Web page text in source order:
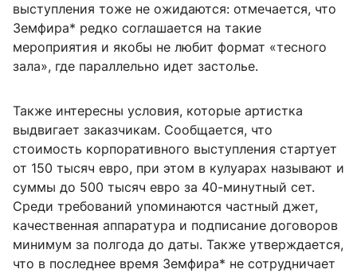
выступления тоже не ожидаются: отмечается, что
Земфира* редко соглашается на такие
мероприятия и якобы не любит формат «тесного
зала», где параллельно идет застолье.
Также интересны условия, которые артистка
выдвигает заказчикам. Сообщается, что
стоимость корпоративного выступления стартует
от 150 тысяч евро, при этом в кулуарах называют и
суммы до 500 тысяч евро за 40-минутный сет.
Среди требований упоминаются частный джет,
качественная аппаратура и подписание договоров
минимум за полгода до даты. Также утверждается,
что в последнее время Земфира* не сотрудничает